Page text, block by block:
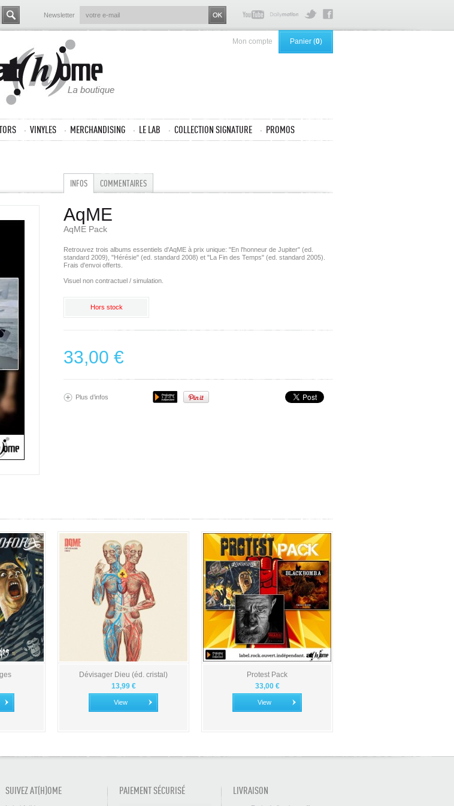
Newsletter
Mon compte Panier (0)
VINYLES MERCHANDISING LE LAB COLLECTION SIGNATURE PROMOS
INFOS COMMENTAIRES
AqME
AqME Pack
Retrouvez trois albums essentiels d'AqME à prix unique: "En l'honneur de Jupiter" (ed.
standard 2009), "Hérésie" (ed. standard 2008) et "La Fin des Temps" (ed. standard 2005).
Frais d'envoi offerts.
Visuel non contractuel / simulation.
Hors stock
33,00 €
Plus d’infos
Dévisager Dieu (éd. cristal)
13,99 €
View
Protest Pack
33,00 €
View
SUIVEZ AT(H)OME PAIEMENT SÉCURISÉ LIVRAISON